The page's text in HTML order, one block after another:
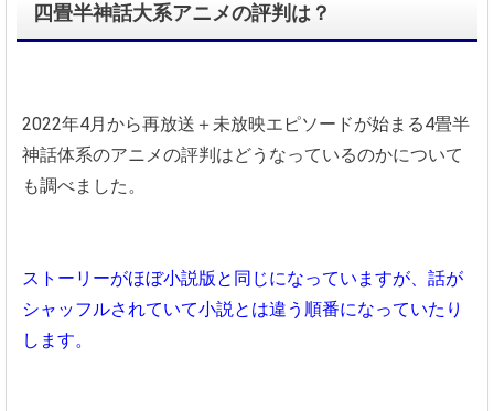
四畳半神話大系アニメの評判は？
2022年4月から再放送＋未放映エピソードが始まる4畳半
神話体系のアニメの評判はどうなっているのかについて
も調べました。
ストーリーがほぼ小説版と同じになっていますが、話が
シャッフルされていて小説とは違う順番になっていたり
します。